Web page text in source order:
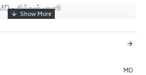
- கித்துள் பாணி
MD